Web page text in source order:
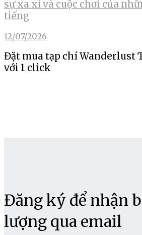
sự xa xỉ và cuộc chơi của
tiếng
12/07/2026
Đặt mua tạp chí Wanderlust
với 1 click
Đăng ký để nhận
lượng qua email